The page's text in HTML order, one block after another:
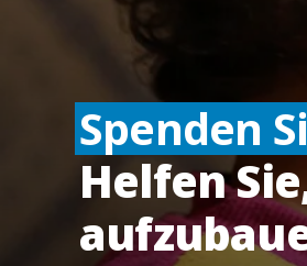
Spenden
Helfen